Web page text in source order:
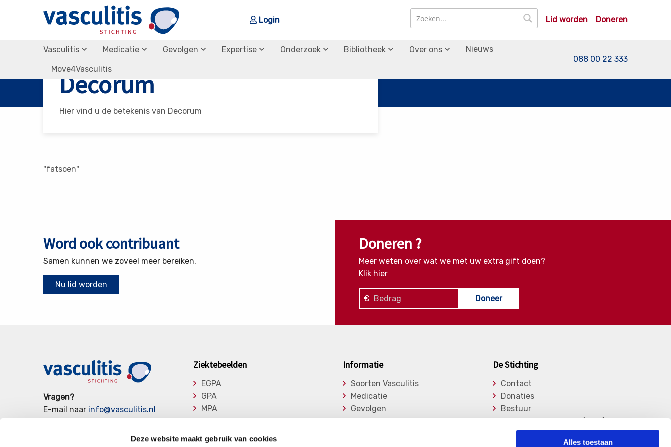
Deze website maakt gebruik van cookies Alles toestaan
Login
Zoek
Lid worden Doneren
Vasculitis Medicatie Gevolgen Expertise Onderzoek Bibliotheek Over ons Nieuws
Move4Vasculitis
088 00 22 333
Decorum
Hier vind u de betekenis van Decorum
"fatsoen"
Word ook contribuant
Samen kunnen we zoveel meer bereiken.
Nu lid worden
Doneren ?
Meer weten over wat we met uw extra gift doen?
Klik hier
€ Doneer
Vragen?
E-mail naar info@vasculitis.nl
Elke werkdag van 10:00 – 17:00
Ziektebeelden
EGPA
GPA
MPA
RCA
Takayasu
Informatie
Soorten Vasculitis
Medicatie
Gevolgen
Expertise
De Stichting
Contact
Donaties
Bestuur
Medische Adviesraad (MAR)
Lid worden